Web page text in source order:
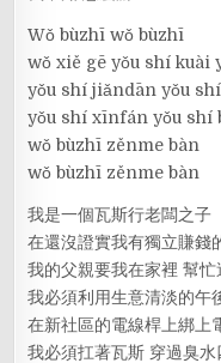
Wǒ bùzhī wǒ bùzhī
wǒ xiě gē yǒu shí kuài
yǒu shí jiǎndān yǒu
yǒu shí xīnfán yǒu shí
wǒ bùzhī zěnme bàn
wǒ bùzhī zěnme bàn
我是一個瓦斯行老闆之子
在還沒證實我有獨立賺錢
我的父親要我在家裡 幫忙
我必須利用生意清淡的午
在新社區的電線桿上綁上
我必須扛著瓦斯 穿過臭水